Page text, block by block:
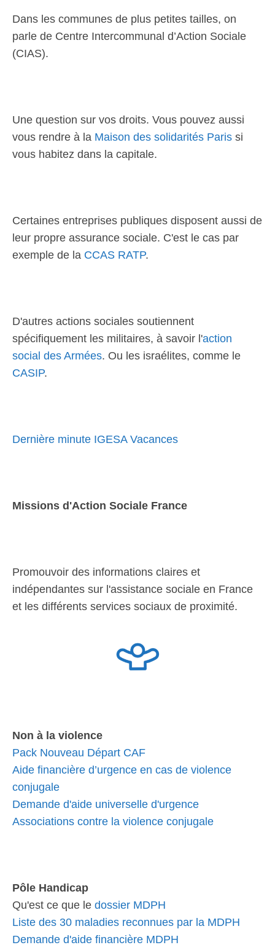
Dans les communes de plus petites tailles, on
parle de Centre Intercommunal d’Action Sociale
(CIAS).
Une question sur vos droits. Vous pouvez aussi
vous rendre à la Maison des solidarités Paris si
vous habitez dans la capitale.
Certaines entreprises publiques disposent aussi de
leur propre assurance sociale. C'est le cas par
exemple de la CCAS RATP.
D'autres actions sociales soutiennent
spécifiquement les militaires, à savoir l'action
social des Armées. Ou les israélites, comme le
CASIP.
Dernière minute IGESA Vacances
Missions d'Action Sociale France
Promouvoir des informations claires et
indépendantes sur l'assistance sociale en France
et les différents services sociaux de proximité.
Non à la violence
Pack Nouveau Départ CAF
Aide financière d’urgence en cas de violence
conjugale
Demande d'aide universelle d'urgence
Associations contre la violence conjugale
Pôle Handicap
Qu'est ce que le dossier MDPH
Liste des 30 maladies reconnues par la MDPH
Demande d'aide financière MDPH